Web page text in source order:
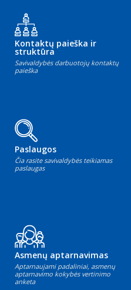
Kontaktų paieška ir
struktūra
Savivaldybės darbuotojų kontaktų
paieška
Paslaugos
Čia rasite savivaldybės teikiamas
paslaugas
Asmenų aptarnavimas
Aptarnaujami padaliniai, asmenų
aptarnavimo kokybės vertinimo
anketa